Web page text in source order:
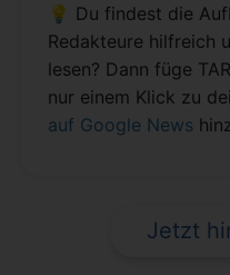
💡 Du findest die
Redakteure hilfreich
lesen? Dann füge
nur einem Klick zu
auf Google News
Jetzt